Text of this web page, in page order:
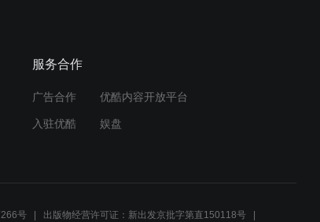
服务合作
广告合作 优酷内容开放平台
入驻优酷 娱盘
号 出版物经营许可证：新出发京批字第直150118号